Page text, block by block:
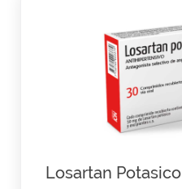
Losartan Potasico